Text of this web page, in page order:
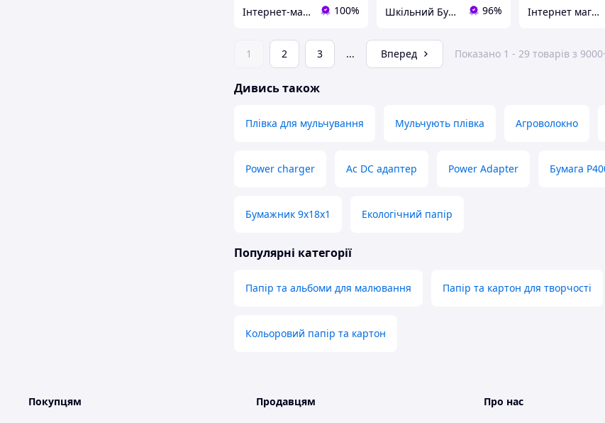
Інтернет-магазин паперової продукції "Термолента" 100% Шкільний Бум Магазин товарів для школи та офісу 96% Інтернет магазин ТерЛайн
1 2 3 ... Вперед Показано 1 - 29 товарів з
Дивись також
Плівка для мульчування Мульчують плівка Агроволокно
Power charger Ac DC адаптер Power Adapter Бумага
Бумажник 9х18х1 Екологічний папір
Популярні категорії
Папір та альбоми для малювання Папір та картон для творчості
Кольоровий папір та картон
Покупцям Продавцям Про нас